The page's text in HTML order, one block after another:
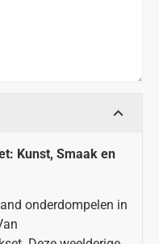
Kunst, Smaak en
onderdompelen in